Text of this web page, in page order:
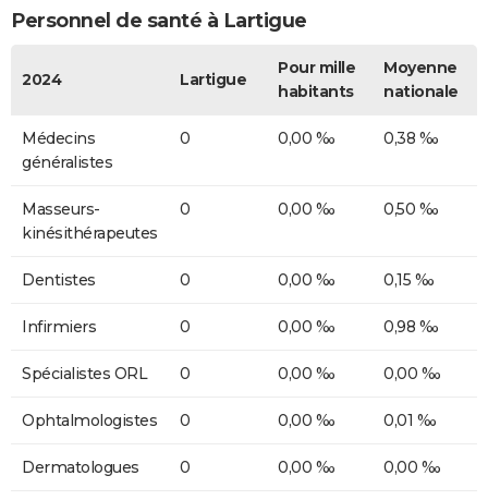
Personnel de santé à Lartigue
2024 Lartigue
Pour mille
habitants
Moyenne
nationale
Médecins
généralistes
0 0,00 ‰ 0,38 ‰
Masseurs-
kinésithérapeutes
0 0,00 ‰ 0,50 ‰
Dentistes 0 0,00 ‰ 0,15 ‰
Infirmiers 0 0,00 ‰ 0,98 ‰
Spécialistes ORL 0 0,00 ‰ 0,00 ‰
Ophtalmologistes 0 0,00 ‰ 0,01 ‰
Dermatologues 0 0,00 ‰ 0,00 ‰